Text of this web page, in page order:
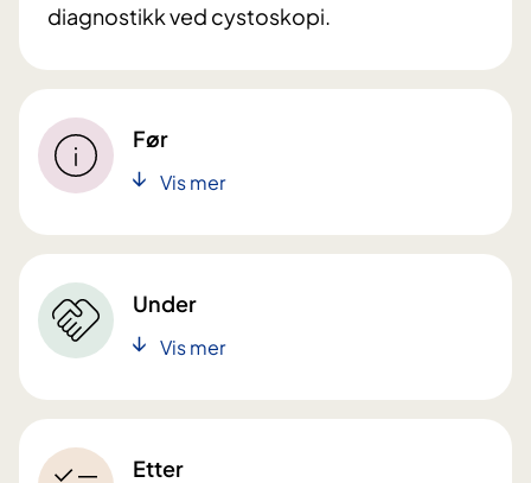
diagnostikk ved cystoskopi.
Før
Vis mer
Under
Vis mer
Etter